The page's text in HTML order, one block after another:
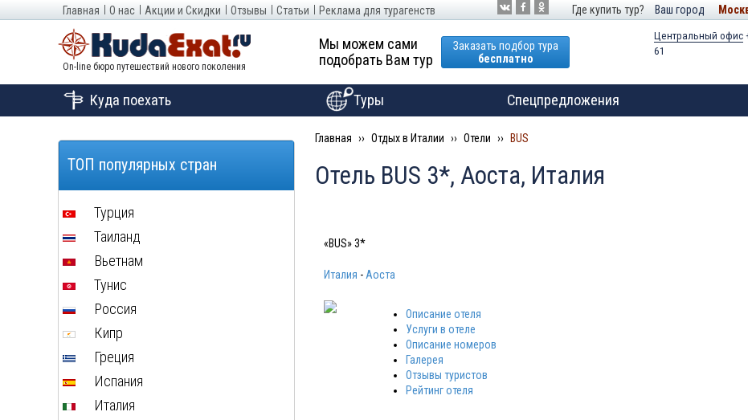
Главная О нас Акции и Скидки Отзывы Статьи Реклама для турагенств Где купить тур? Ваш город
On-line бюро путешествий нового поколения
Мы можем сами
подобрать Вам тур
Заказать подбор тура
бесплатно
Центральный офис
61
Куда поехать Туры Спецпредложения
Главная Отдых в Италии Отели BUS
Отель BUS 3*, Аоста, Италия
«BUS» 3*
Италия - Аоста
Описание отеля
Услуги в отеле
Описание номеров
Галерея
Отзывы туристов
Рейтинг отеля
ТОП популярных стран
Турция
Таиланд
Вьетнам
Тунис
Россия
Кипр
Греция
Испания
Италия